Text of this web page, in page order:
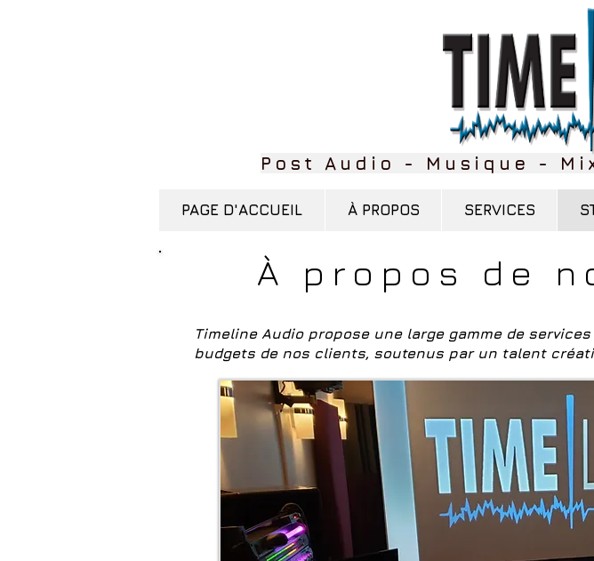
Post Audio - Musique -
PAGE D'ACCUEIL À PROPOS SERVICES
À propos de
Timeline Audio propose une large gamme de
budgets de nos clients, soutenus par un talent